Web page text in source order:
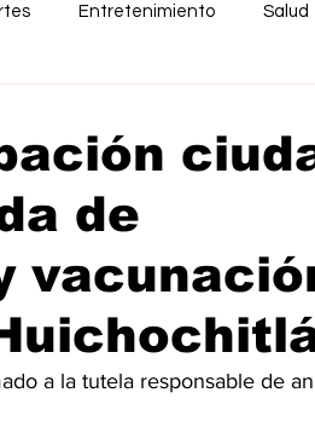
Entretenimiento Salud
de
a la tutela responsable de